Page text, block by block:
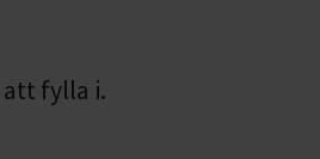
fylla i.